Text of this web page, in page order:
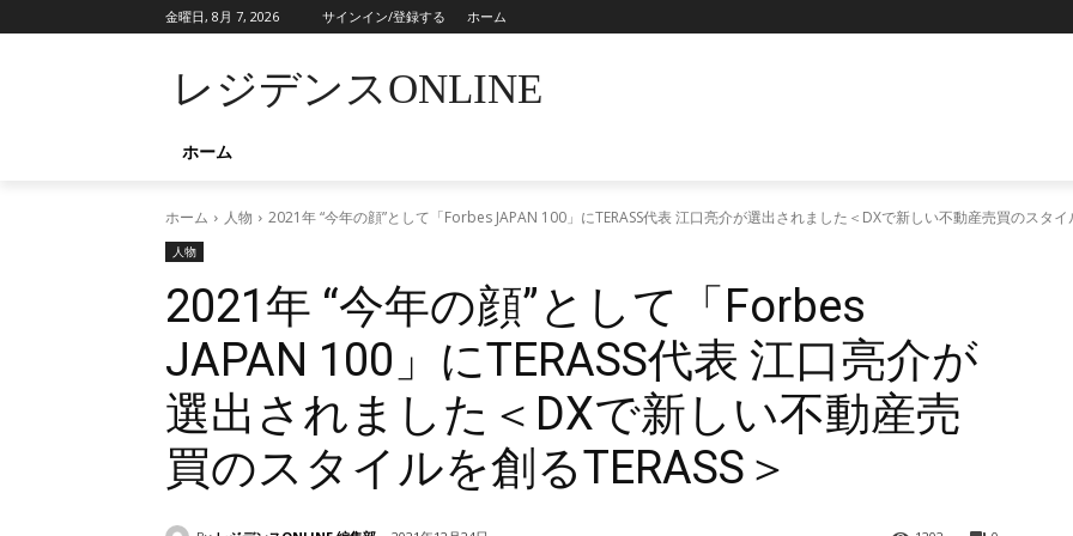
金曜日, 8月 7, 2026 サインイン/登録する ホーム
レジデンスONLINE
ホーム
ホーム 人物 2021年 “今年の顔”として「Forbes JAPAN 100」にTERASS代表 江口亮介が選出されました＜DXで新しい不動産売買のスタイ
人物
2021年 “今年の顔”として「Forbes
JAPAN 100」にTERASS代表 江口亮介が
選出されました＜DXで新しい不動産売
買のスタイルを創るTERASS＞